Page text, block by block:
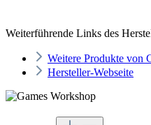
Weiterführende Links des
Weitere Produkte von
Hersteller-Webseite